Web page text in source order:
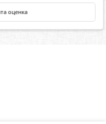
оценка